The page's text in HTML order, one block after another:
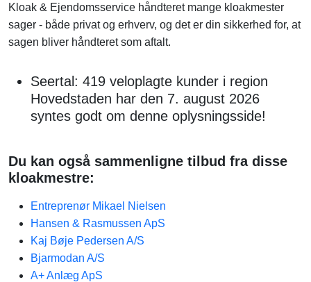
Kloak & Ejendomsservice håndteret mange kloakmester
sager - både privat og erhverv, og det er din sikkerhed for, at
sagen bliver håndteret som aftalt.
Seertal: 419 veloplagte kunder i region
Hovedstaden har den 7. august 2026
syntes godt om denne oplysningsside!
Du kan også sammenligne tilbud fra disse
kloakmestre:
Entreprenør Mikael Nielsen
Hansen & Rasmussen ApS
Kaj Bøje Pedersen A/S
Bjarmodan A/S
A+ Anlæg ApS